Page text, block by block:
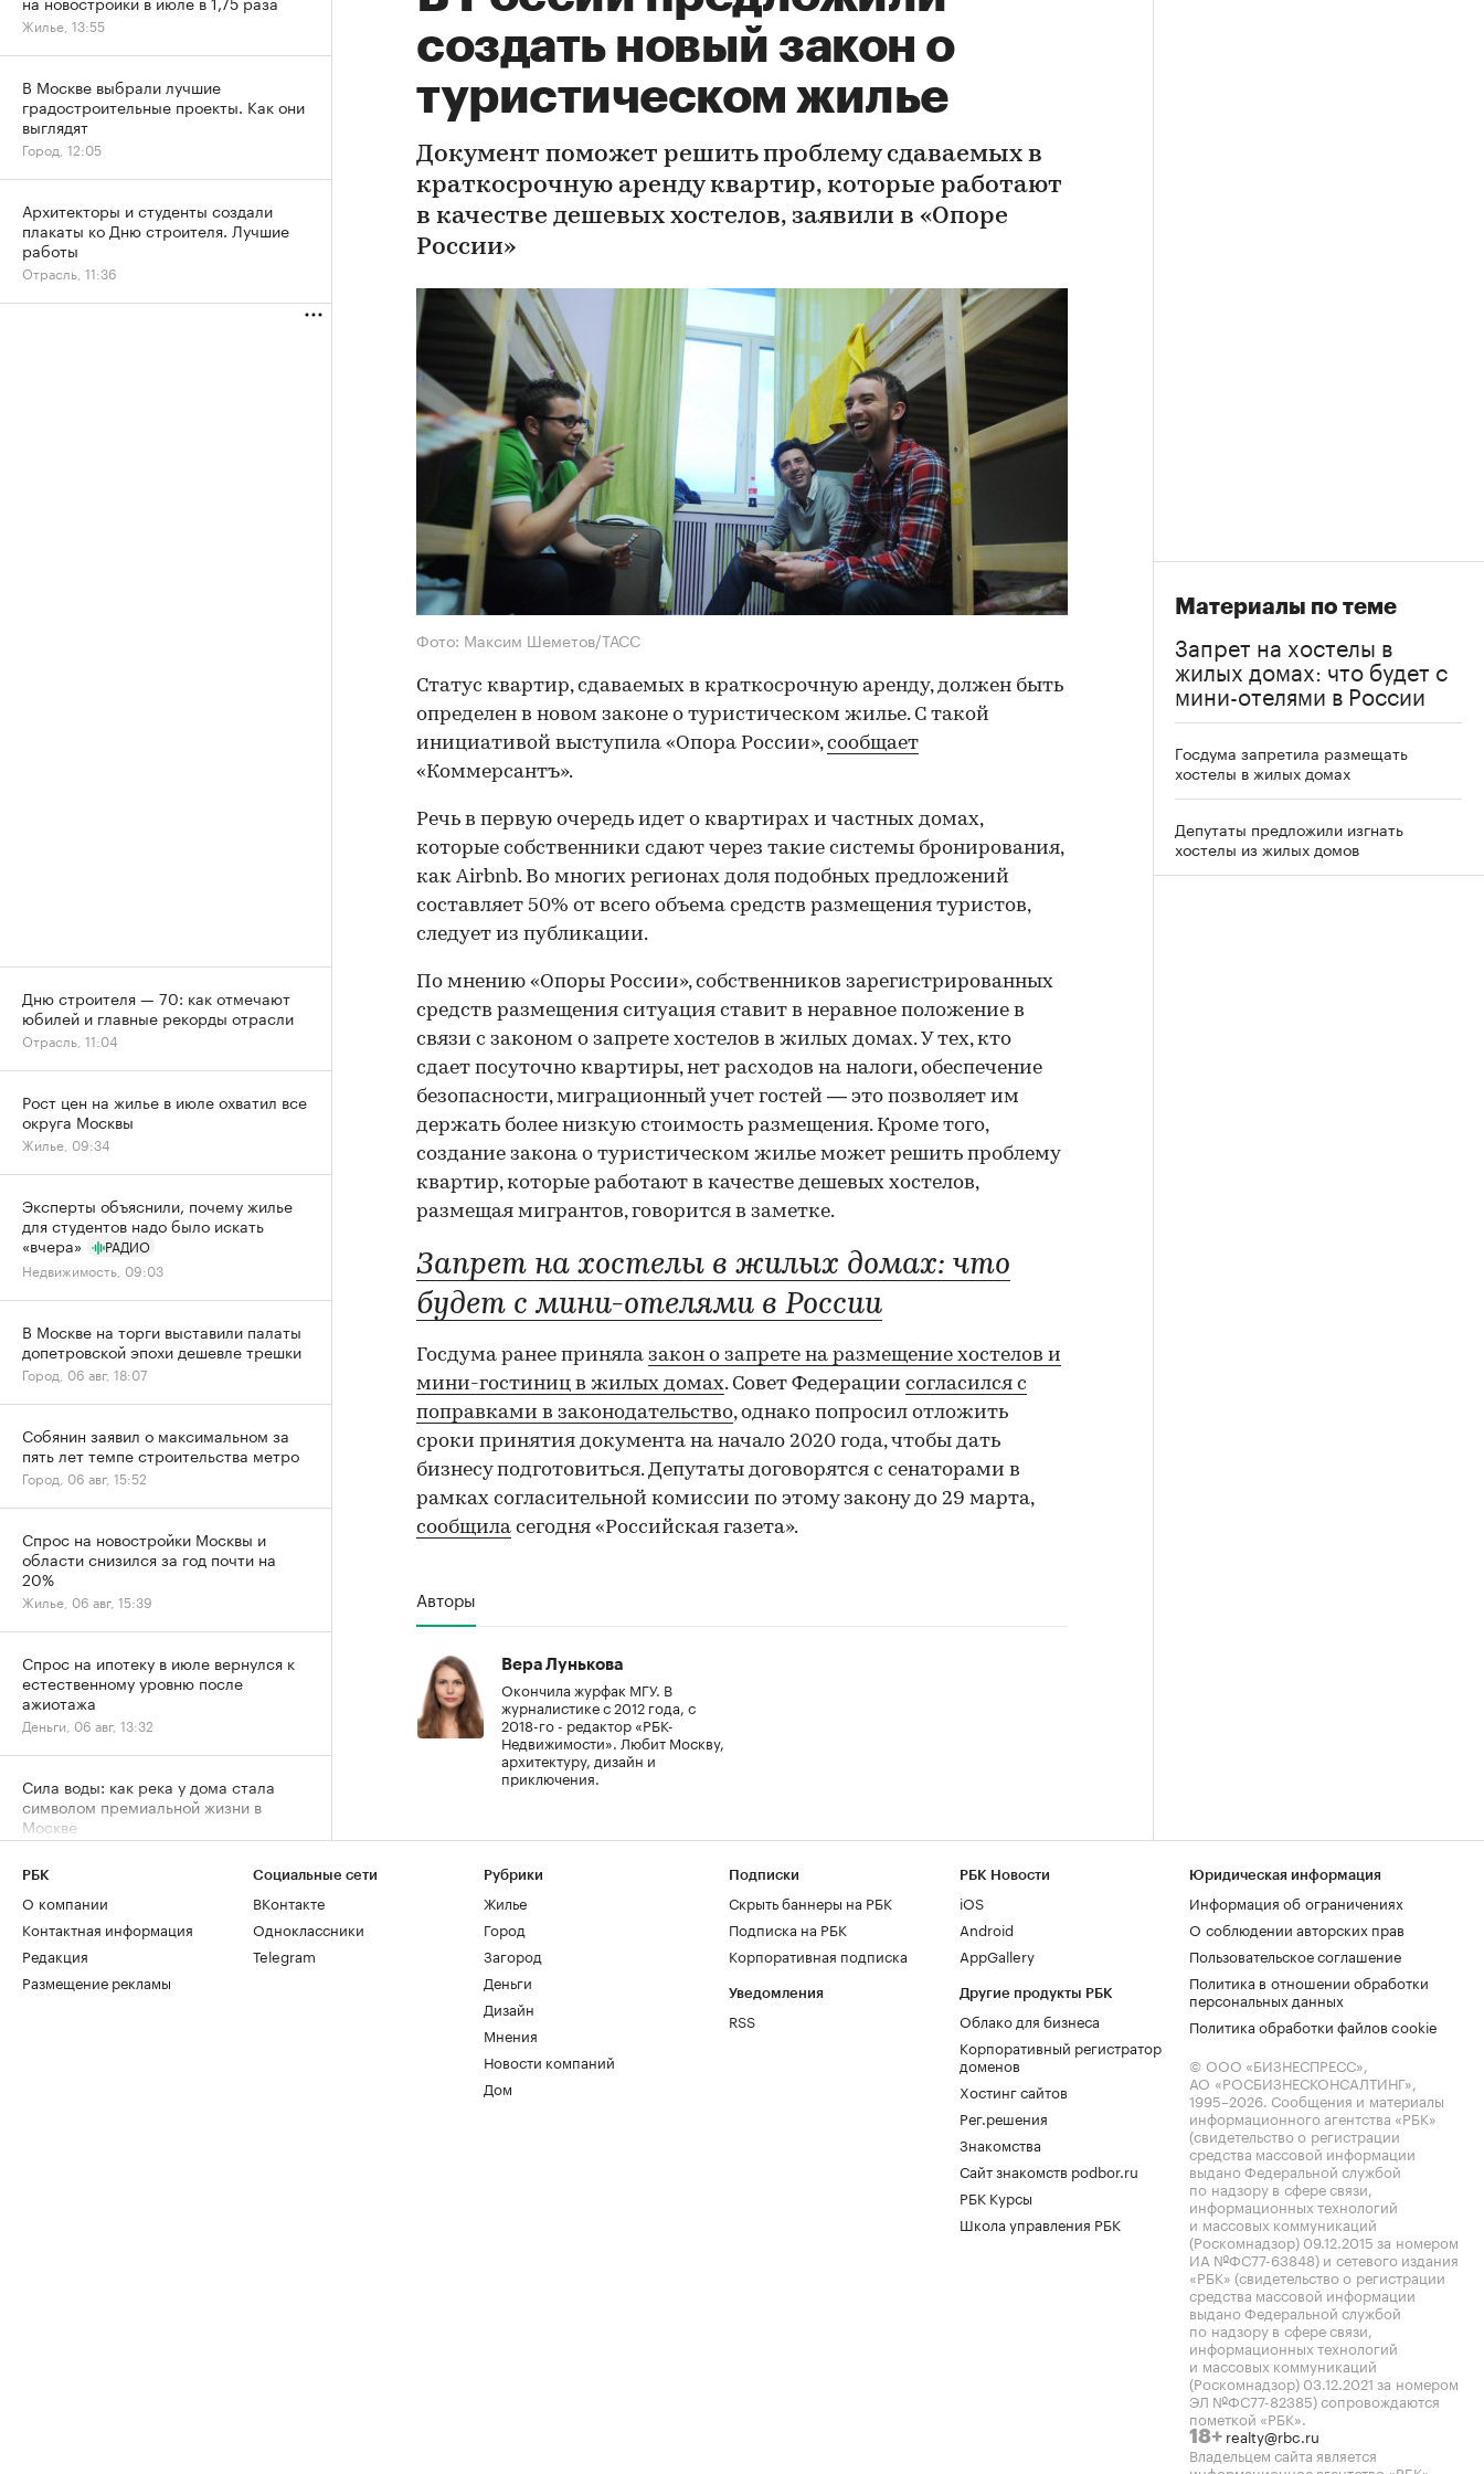
создать новый закон о
туристическом жилье
Документ поможет решить проблему сдаваемых в
краткосрочную аренду квартир, которые работают
в качестве дешевых хостелов, заявили в «Опоре
России»
Фото: Максим Шеметов/ТАСС
Статус квартир, сдаваемых в краткосрочную аренду, должен быть
определен в новом законе о туристическом жилье. С такой
инициативой выступила «Опора России»,сообщает
«Коммерсантъ».
Речь в первую очередь идет о квартирах и частных домах,
которые собственники сдают через такие системы бронирования,
как Airbnb. Во многих регионах доля подобных предложений
составляет 50% от всего объема средств размещения туристов,
следует из публикации.
По мнению «Опоры России», собственников зарегистрированных
средств размещения ситуация ставит в неравное положение в
связи с законом о запрете хостелов в жилых домах. У тех, кто
сдает посуточно квартиры, нет расходов на налоги, обеспечение
безопасности, миграционный учет гостей — это позволяет им
держать более низкую стоимость размещения. Кроме того,
создание закона о туристическом жилье может решить проблему
квартир, которые работают в качестве дешевых хостелов,
размещая мигрантов, говорится в заметке.
Запрет на хостелы в жилых домах: что
будет с мини-отелями в России
Госдума ранее приняла закон о запрете на размещение хостелов и
мини-гостиниц в жилых домах. Совет Федерации согласился с
поправками в законодательство, однако попросил отложить
сроки принятия документа на начало 2020 года, чтобы дать
бизнесу подготовиться. Депутаты договорятся с сенаторами в
рамках согласительной комиссии по этому закону до 29 марта,
сообщила сегодня «Российская газета».
Авторы
Вера Лунькова
Окончила журфак МГУ. В
журналистике с 2012 года, с
2018-го - редактор «РБК-
Недвижимости». Любит Москву,
архитектуру, дизайн и
приключения.
Материалы по теме
Запрет на хостелы в
жилых домах: что будет с
мини-отелями в России
Госдума запретила размещать
хостелы в жилых домах
Депутаты предложили изгнать
хостелы из жилых домов
Жилье, 13:55
В Москве выбрали лучшие
градостроительные проекты. Как они
выглядят
Город, 12:05
Архитекторы и студенты создали
плакаты ко Дню строителя. Лучшие
работы
Отрасль, 11:36
Дню строителя — 70: как отмечают
юбилей и главные рекорды отрасли
Отрасль, 11:04
Рост цен на жилье в июле охватил все
округа Москвы
Жилье, 09:34
Эксперты объяснили, почему жилье
для студентов надо было искать
«вчера»
РАДИО
Недвижимость, 09:03
В Москве на торги выставили палаты
допетровской эпохи дешевле трешки
Город, 06 авг, 18:07
Собянин заявил о максимальном за
пять лет темпе строительства метро
Город, 06 авг, 15:52
Спрос на новостройки Москвы и
области снизился за год почти на
20%
Жилье, 06 авг, 15:39
Спрос на ипотеку в июле вернулся к
естественному уровню после
ажиотажа
Деньги, 06 авг, 13:32
Сила воды: как река у дома стала
символом премиальной жизни в
Москве
Город, 06 авг, 13:05
За 9 лет в Москве в кадастр внесли
более 500 новостроек по реновации
Город, 06 авг, 12:25
РБК
О компании
Контактная информация
Редакция
Размещение рекламы
Социальные сети
ВКонтакте
Одноклассники
Telegram
Рубрики
Жилье
Город
Загород
Деньги
Дизайн
Мнения
Новости компаний
Дом
Подписки
Скрыть баннеры на РБК
Подписка на РБК
Корпоративная подписка
Уведомления
RSS
РБК Новости
iOS
Android
AppGallery
Другие продукты РБК
Облако для бизнеса
Корпоративный регистратор
доменов
Хостинг сайтов
Рег.решения
Знакомства
Сайт знакомств podbor.ru
РБК Курсы
Школа управления РБК
Юридическая информация
Информация об ограничениях
О соблюдении авторских прав
Пользовательское соглашение
Политика в отношении обработки
персональных данных
Политика обработки файлов cookie
© ООО «БИЗНЕСПРЕСС»,
АО «РОСБИЗНЕСКОНСАЛТИНГ»,
1995–2026. Сообщения и материалы
информационного агентства «РБК»
(свидетельство о регистрации
средства массовой информации
выдано Федеральной службой
по надзору в сфере связи,
информационных технологий
и массовых коммуникаций
(Роскомнадзор) 09.12.2015 за номером
ИА №ФС77-63848) и сетевого издания
«РБК» (свидетельство о регистрации
средства массовой информации
выдано Федеральной службой
по надзору в сфере связи,
информационных технологий
и массовых коммуникаций
(Роскомнадзор) 03.12.2021 за номером
ЭЛ №ФС77-82385) сопровождаются
пометкой «РБК».
18+ realty@rbc.ru
Владельцем сайта является